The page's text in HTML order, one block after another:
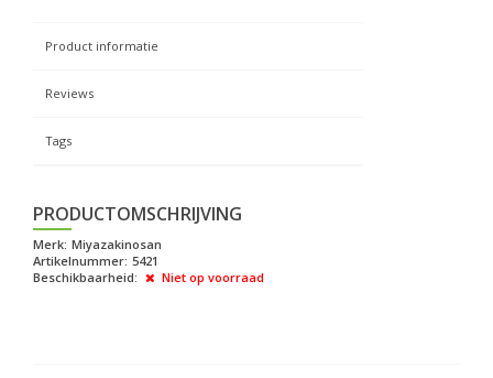
Product informatie
Reviews
Tags
PRODUCTOMSCHRIJVING
Merk: Miyazakinosan
Artikelnummer: 5421
Beschikbaarheid:
Niet op voorraad